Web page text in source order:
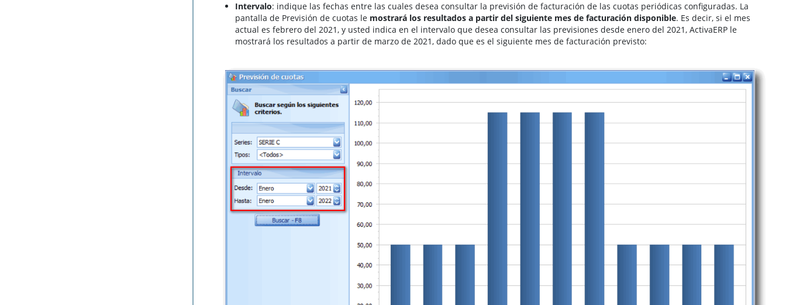
Intervalo: indique las fechas entre las cuales desea consultar la previsión de facturación de las cuotas periódicas configuradas. La
pantalla de Previsión de cuotas le mostrará los resultados a partir del siguiente mes de facturación disponible. Es decir, si el mes
actual es febrero del 2021, y usted indica en el intervalo que desea consultar las previsiones desde enero del 2021, ActivaERP le
mostrará los resultados a partir de marzo de 2021, dado que es el siguiente mes de facturación previsto: